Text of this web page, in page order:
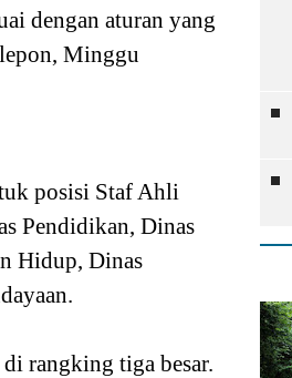
dengan aturan yang
Minggu
posisi Staf Ahli
Pendidikan, Dinas
Hidup, Dinas
rangking tiga besar.